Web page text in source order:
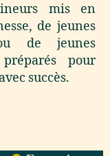
mis en
de jeunes
de jeunes
pour
succès.